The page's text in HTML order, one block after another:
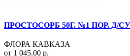
ПРОСТОСОРБ 50Г. №1 ПОР. Д/
ФЛОРА КАВКАЗА
от 1 045.00 р.